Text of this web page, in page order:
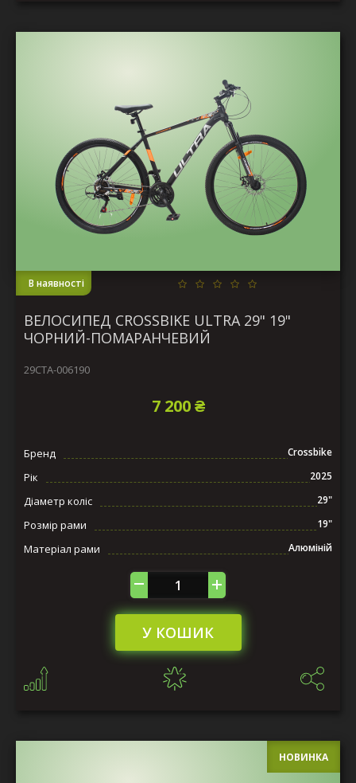
В наявності
ВЕЛОСИПЕД CROSSBIKE ULTRA 29" 19"
ЧОРНИЙ-ПОМАРАНЧЕВИЙ
29СTA-006190
7 200 ₴
Бренд Crossbike
Рік 2025
Діаметр коліс 29"
Розмір рами 19"
Матеріал рами Алюміній
У КОШИК
НОВИНКА